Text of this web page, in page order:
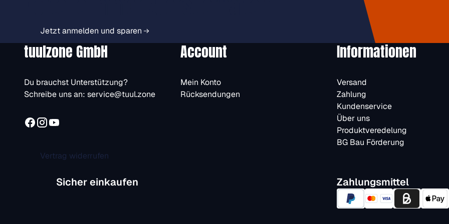
Jetzt anmelden und sparen
tuulzone GmbH
Du brauchst Unterstützung?
Schreibe uns an: service@tuul.zone
Vertrag widerrufen
Account
Mein Konto
Rücksendungen
Informationen
Versand
Zahlung
Kundenservice
Über uns
Produktveredelung
BG Bau Förderung
Sicher einkaufen Zahlungsmittel